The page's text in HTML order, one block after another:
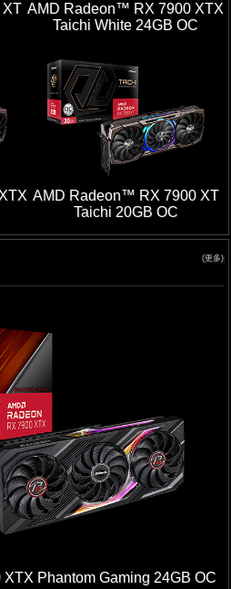
AMD Radeon™ RX 7900 XTX
Taichi White 24GB OC
AMD Radeon™ RX 7900 XT
Taichi 20GB OC
(更多)
Phantom Gaming 24GB OC